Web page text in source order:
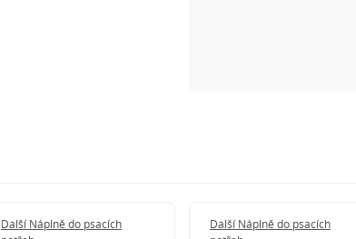
Další Náplně do psacích
Další Náplně do psacích